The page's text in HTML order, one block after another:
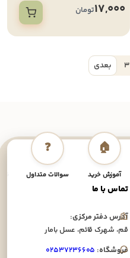
17,000تومان
3 بعدی
🏠
آموزش خرید
❓
سوالات متداول
تماس با ما
آدرس دفتر مرکزی:
قم، شهرک قائم، عسل بامار
فروشگاه: ۰۲۵۳۷۲۳۶۶۰۵